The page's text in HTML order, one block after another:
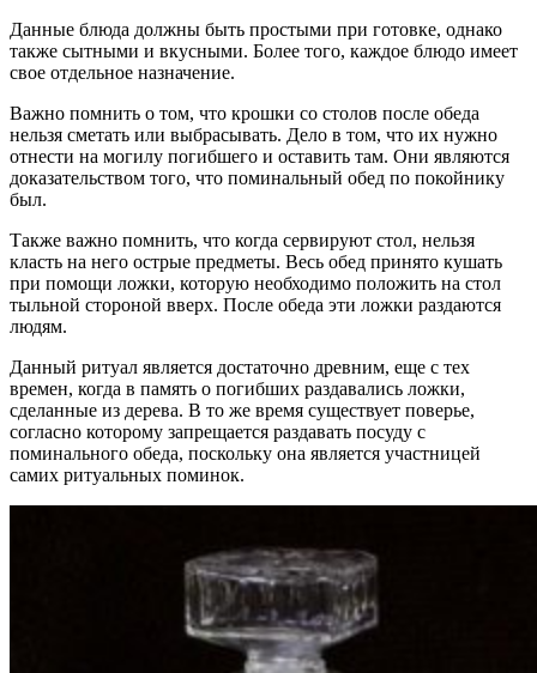
Данные блюда должны быть простыми при готовке, однако
также сытными и вкусными. Более того, каждое блюдо имеет
свое отдельное назначение.
Важно помнить о том, что крошки со столов после обеда
нельзя сметать или выбрасывать. Дело в том, что их нужно
отнести на могилу погибшего и оставить там. Они являются
доказательством того, что поминальный обед по покойнику
был.
Также важно помнить, что когда сервируют стол, нельзя
класть на него острые предметы. Весь обед принято кушать
при помощи ложки, которую необходимо положить на стол
тыльной стороной вверх. После обеда эти ложки раздаются
людям.
Данный ритуал является достаточно древним, еще с тех
времен, когда в память о погибших раздавались ложки,
сделанные из дерева. В то же время существует поверье,
согласно которому запрещается раздавать посуду с
поминального обеда, поскольку она является участницей
самих ритуальных поминок.